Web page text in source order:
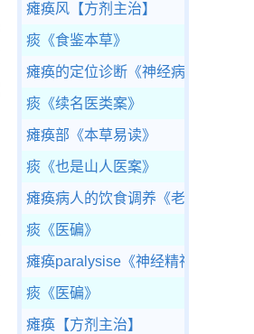
瘫痪风 【方剂主治】
痰 《食鉴本草》
瘫痪的定位诊断 《神经病学》
痰 《续名医类案》
瘫痪部 《本草易读》
痰 《也是山人医案》
瘫痪病人的饮食调养 《老年食养食
痰 《医碥》
瘫痪paralysise 《神经精神疾病诊
痰 《医碥》
瘫痪 【方剂主治】